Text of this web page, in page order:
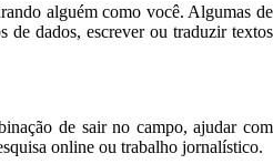
alguém como você. Algumas de
de dados, escrever ou traduzir textos
de sair no campo, ajudar com
online ou trabalho jornalístico.